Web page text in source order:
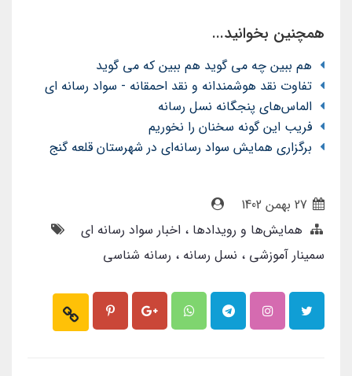
همچنین بخوانید...
هم ببین چه می گوید هم ببین که می گوید
تفاوت نقد هوشمندانه و نقد احمقانه - سواد رسانه ای
الماس‌های پنجگانه نسل رسانه
فریب این گونه سخنان را نخوریم
برگزاری همایش سواد رسانه‌ای در شهرستان قلعه گنج
همایش‌ها و رویدادها
اخبار سواد رسانه ای
سمینار آموزشی
نسل رسانه رسانه شناسی